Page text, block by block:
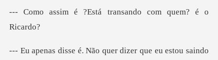
Está transando com